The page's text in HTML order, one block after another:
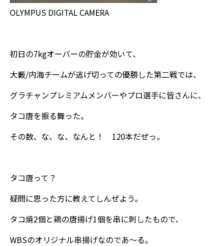
OLYMPUS DIGITAL CAMERA
初日の7kgオーバーの貯金が効いて、
大藪/内海チームが逃げ切っての優勝した第二戦では、
グラチャンプレミアムメンバーやプロ選手に皆さんに、
タコ唐を振る舞った。
その数、な、な、なんと！ 120本だぜっ。
タコ唐って？
疑問に思った方に教えてしんぜよう。
タコ焼2個と鶏の唐揚げ1個を串に刺したもので、
WBSのオリジナル串揚げなのであ～る。